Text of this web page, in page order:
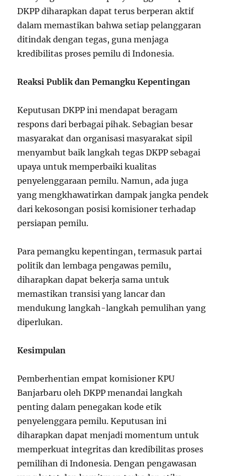
DKPP diharapkan dapat terus berperan aktif
dalam memastikan bahwa setiap pelanggaran
ditindak dengan tegas, guna menjaga
kredibilitas proses pemilu di Indonesia.
Reaksi Publik dan Pemangku Kepentingan
Keputusan DKPP ini mendapat beragam
respons dari berbagai pihak. Sebagian besar
masyarakat dan organisasi masyarakat sipil
menyambut baik langkah tegas DKPP sebagai
upaya untuk memperbaiki kualitas
penyelenggaraan pemilu. Namun, ada juga
yang mengkhawatirkan dampak jangka pendek
dari kekosongan posisi komisioner terhadap
persiapan pemilu.
Para pemangku kepentingan, termasuk partai
politik dan lembaga pengawas pemilu,
diharapkan dapat bekerja sama untuk
memastikan transisi yang lancar dan
mendukung langkah-langkah pemulihan yang
diperlukan.
Kesimpulan
Pemberhentian empat komisioner KPU
Banjarbaru oleh DKPP menandai langkah
penting dalam penegakan kode etik
penyelenggara pemilu. Keputusan ini
diharapkan dapat menjadi momentum untuk
memperkuat integritas dan kredibilitas proses
pemilihan di Indonesia. Dengan pengawasan